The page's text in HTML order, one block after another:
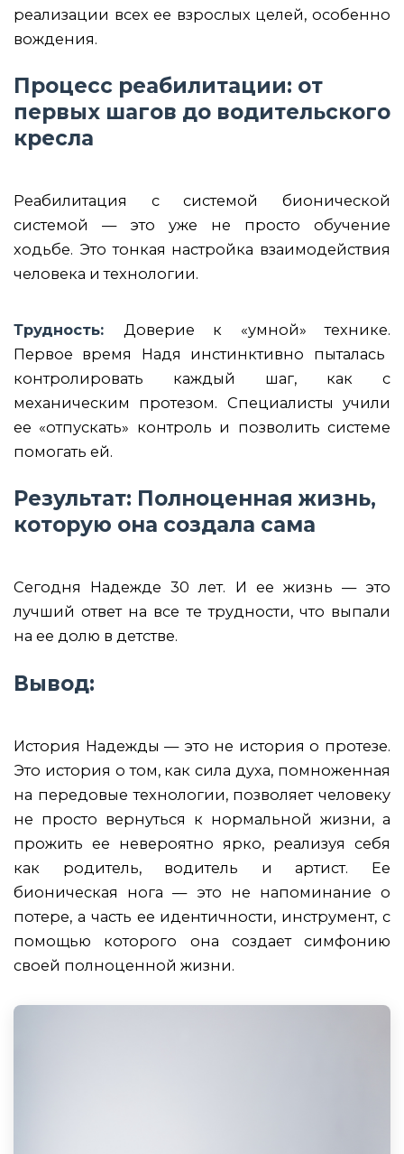
реализации всех ее взрослых целей, особенно
вождения.
Процесс реабилитации: от
первых шагов до водительского
кресла
Реабилитация с системой бионической
системой — это уже не просто обучение
ходьбе. Это тонкая настройка взаимодействия
человека и технологии.
Трудность: Доверие к «умной» технике.
Первое время Надя инстинктивно пыталась
контролировать каждый шаг, как с
механическим протезом. Специалисты учили
ее «отпускать» контроль и позволить системе
помогать ей.
Результат: Полноценная жизнь,
которую она создала сама
Сегодня Надежде 30 лет. И ее жизнь — это
лучший ответ на все те трудности, что выпали
на ее долю в детстве.
Вывод:
История Надежды — это не история о протезе.
Это история о том, как сила духа, помноженная
на передовые технологии, позволяет человеку
не просто вернуться к нормальной жизни, а
прожить ее невероятно ярко, реализуя себя
как родитель, водитель и артист. Ее
бионическая нога — это не напоминание о
потере, а часть ее идентичности, инструмент, с
помощью которого она создает симфонию
своей полноценной жизни.